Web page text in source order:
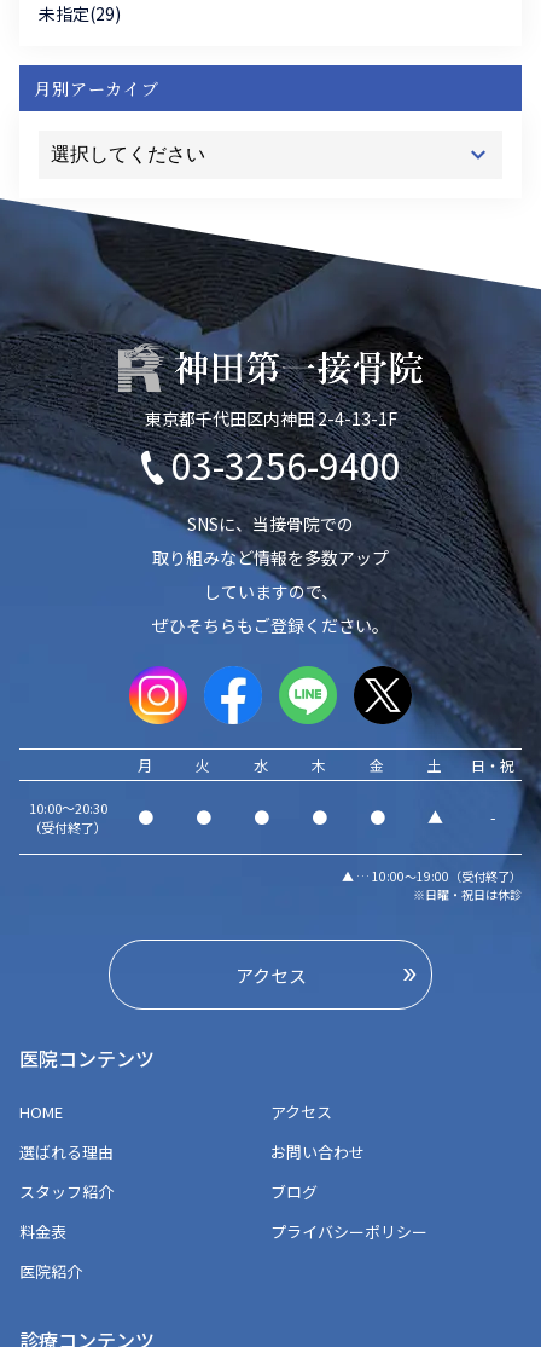
未指定(29)
月別アーカイブ
東京都千代田区内神田 2-4-13-1F
03-3256-9400
SNSに、当接骨院での
取り組みなど情報を多数アップ
していますので、
ぜひそちらもご登録ください。
月 火 水 木 金 土 日・祝
10:00～20:30
（受付終了）
● ● ● ● ● ▲ -
▲ … 10:00～19:00（受付終了）
※日曜・祝日は休診
アクセス
医院コンテンツ
HOME
選ばれる理由
スタッフ紹介
料金表
医院紹介
アクセス
お問い合わせ
ブログ
プライバシーポリシー
診療コンテンツ